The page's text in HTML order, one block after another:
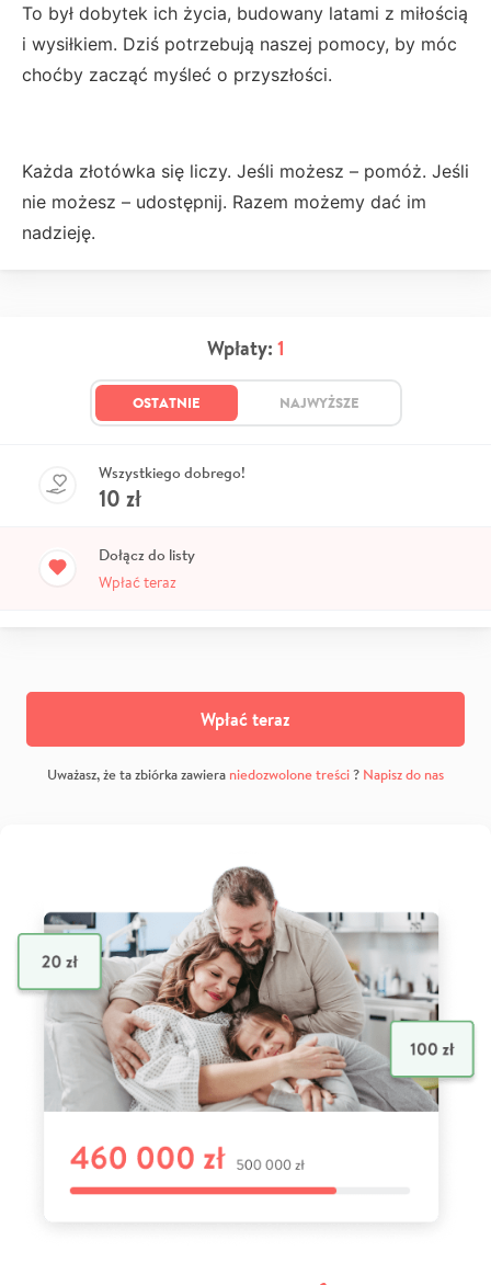
To był dobytek ich życia, budowany latami z miłością
i wysiłkiem. Dziś potrzebują naszej pomocy, by móc
choćby zacząć myśleć o przyszłości.
Każda złotówka się liczy. Jeśli możesz – pomóż. Jeśli
nie możesz – udostępnij. Razem możemy dać im
nadzieję.
Wpłaty: 1
OSTATNIE NAJWYŻSZE
Wszystkiego dobrego!
10 zł
Dołącz do listy
Wpłać teraz
Wpłać teraz
Uważasz, że ta zbiórka zawiera niedozwolone treści? Napisz do nas